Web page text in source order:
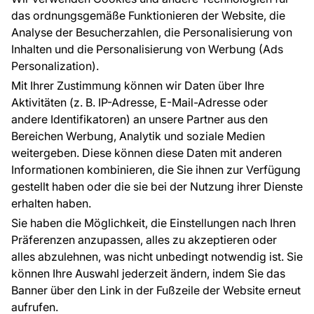
das ordnungsgemäße Funktionieren der Website, die
Analyse der Besucherzahlen, die Personalisierung von
Inhalten und die Personalisierung von Werbung (Ads
Personalization).
Mit Ihrer Zustimmung können wir Daten über Ihre
Aktivitäten (z. B. IP-Adresse, E-Mail-Adresse oder
andere Identifikatoren) an unsere Partner aus den
Bereichen Werbung, Analytik und soziale Medien
weitergeben. Diese können diese Daten mit anderen
Informationen kombinieren, die Sie ihnen zur Verfügung
gestellt haben oder die sie bei der Nutzung ihrer Dienste
erhalten haben.
Sie haben die Möglichkeit, die Einstellungen nach Ihren
Präferenzen anzupassen, alles zu akzeptieren oder
alles abzulehnen, was nicht unbedingt notwendig ist. Sie
können Ihre Auswahl jederzeit ändern, indem Sie das
Banner über den Link in der Fußzeile der Website erneut
aufrufen.
Raumvisualisierung
FÜR SIE
Blog
EU-Projekte
Ratschläge und Tipps
FAQ
ÜBER DAS UNTERNEHMEN
Kontakt
Haben Sie Fragen? Wir helfen Ihnen gerne weiter
und beraten Sie persönlich.
+49 781 95633072
service@tapeteneshop.de